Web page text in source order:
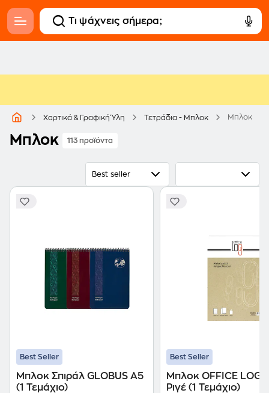
Χαρτικά & Γραφική Ύλη Τετράδια - Μπλοκ Μπλοκ
Μπλοκ 113 προϊόντα
Best seller
Best Seller
Μπλοκ Σπιράλ GLOBUS Α5
(1 Τεμάχιο)
Best Seller
Μπλοκ OFFICE LOG
Ριγέ (1 Τεμάχιο)